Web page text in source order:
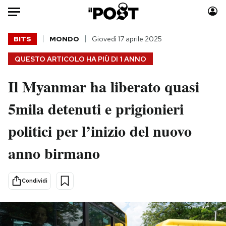
Auto
HOME
Italia
Mondo
Politica
Tecnologia
Internet
Scienza
Cultura
Economia
Sport
Moda
Consumismi
Storie/Idee
Mondiali calcio 2026
QUESTO ARTICOLO HA PIÙ DI 1 ANNO
BITS MONDO Giovedì 17 aprile 2025
Il Myanmar ha liberato quasi
5mila detenuti e prigionieri
politici per l’inizio del nuovo
anno birmano
Condividi